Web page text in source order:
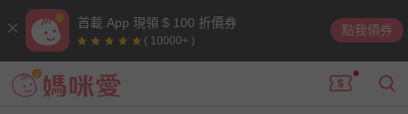
首載 App 現領 $ 100 折價券
( 10000+ )
點我領券